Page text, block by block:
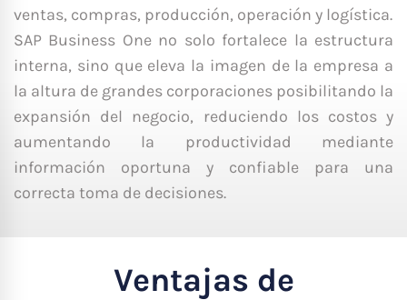
ventas, compras, producción, operación y logística.
SAP Business One no solo fortalece la estructura
interna, sino que eleva la imagen de la empresa a
la altura de grandes corporaciones posibilitando la
expansión del negocio, reduciendo los costos y
aumentando la productividad mediante
información oportuna y confiable para una
correcta toma de decisiones.
Ventajas de